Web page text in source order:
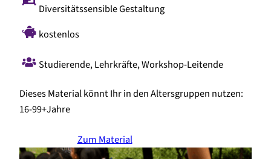
Diversitätssensible Gestaltung
kostenlos
Studierende,Lehrkräfte,Workshop-Leitende
Dieses Material könnt Ihr in den Altersgruppen nutzen:
16-99+Jahre
Zum Material